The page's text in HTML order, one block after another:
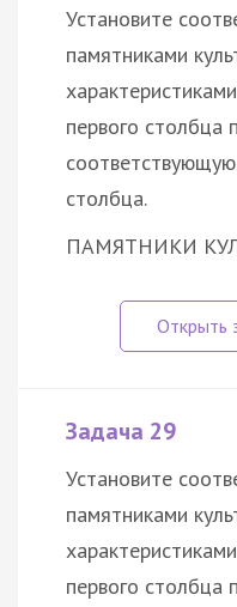
Установите
памятниками
первого столбца
столбца.
ПАМЯТНИКИ
Задача 29
Установите
памятниками
первого столбца